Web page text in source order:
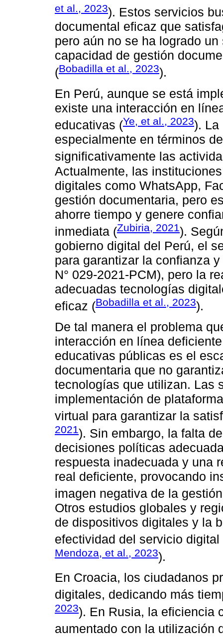
et al., 2023). Estos servicios
documental eficaz que
pero aún no se ha logrado
capacidad de gestión
(Bobadilla et al., 2023).
En Perú, aunque se está
existe una interacción en
educativas (Ye, et al., 2023). La
especialmente en términos
significativamente las
Actualmente, las
digitales como WhatsApp,
gestión documentaria, pero
ahorre tiempo y genere
inmediata (Zubiria, 2021).
gobierno digital del Perú, el
para garantizar la confianza
N° 029-2021-PCM), pero la
adecuadas tecnologías
eficaz (Bobadilla et al., 2023).
De tal manera el problema
interacción en línea
educativas públicas es el
documentaria que no
tecnologías que utilizan. Las
implementación de
virtual para garantizar la
2021). Sin embargo, la falta
decisiones políticas
respuesta inadecuada y una
real deficiente, provocando
imagen negativa de la
Otros estudios globales y
de dispositivos digitales y la
efectividad del servicio digital
Mendoza, et al., 2023).
En Croacia, los ciudadanos
digitales, dedicando más
2023). En Rusia, la eficiencia
aumentado con la utilización